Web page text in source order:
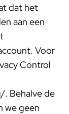
dat het
aan een
Voor
Control
Behalve de
we geen